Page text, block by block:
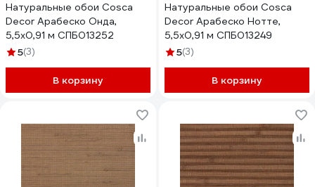
Натуральные обои Cosca
Decor Арабеско Онда,
5,5x0,91 м СПБ013252
5(3)
В корзину
Натуральные обои Cosca
Decor Арабеско Нотте,
5,5x0,91 м СПБ013249
5(3)
В корзину